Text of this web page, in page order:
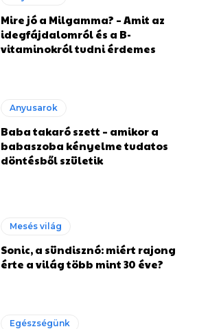
Mire jó a Milgamma? – Amit az
idegfájdalomról és a B-
vitaminokról tudni érdemes
Anyusarok
Baba takaró szett – amikor a
babaszoba kényelme tudatos
döntésből születik
Mesés világ
Sonic, a sündisznó: miért rajong
érte a világ több mint 30 éve?
Egészségünk